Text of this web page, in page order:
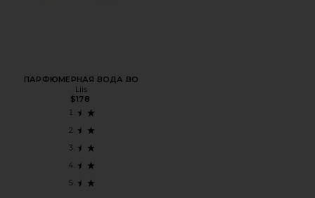
ПАРФЮМЕРНАЯ ВОДА BO
Liis
$178